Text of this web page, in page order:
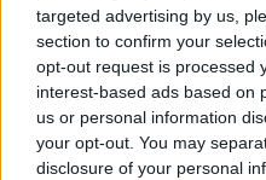
targeted advertising by us,
section to confirm your
opt-out request is processed
interest-based ads based on
us or personal information
your opt-out. You may
disclosure of your personal
dve časti. Medzi dve vrstvy
povlaková hydroizolačná
izolácie pod povlakovou
účinkami vody. Na
tepelnoizolačná vrstva so